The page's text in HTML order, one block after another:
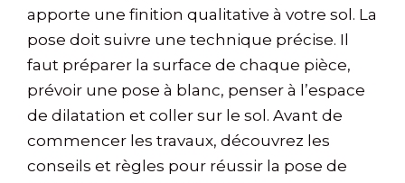
apporte une finition qualitative à votre sol. La
pose doit suivre une technique précise. Il
faut préparer la surface de chaque pièce,
prévoir une pose à blanc, penser à l’espace
de dilatation et coller sur le sol. Avant de
commencer les travaux, découvrez les
conseils et règles pour réussir la pose de